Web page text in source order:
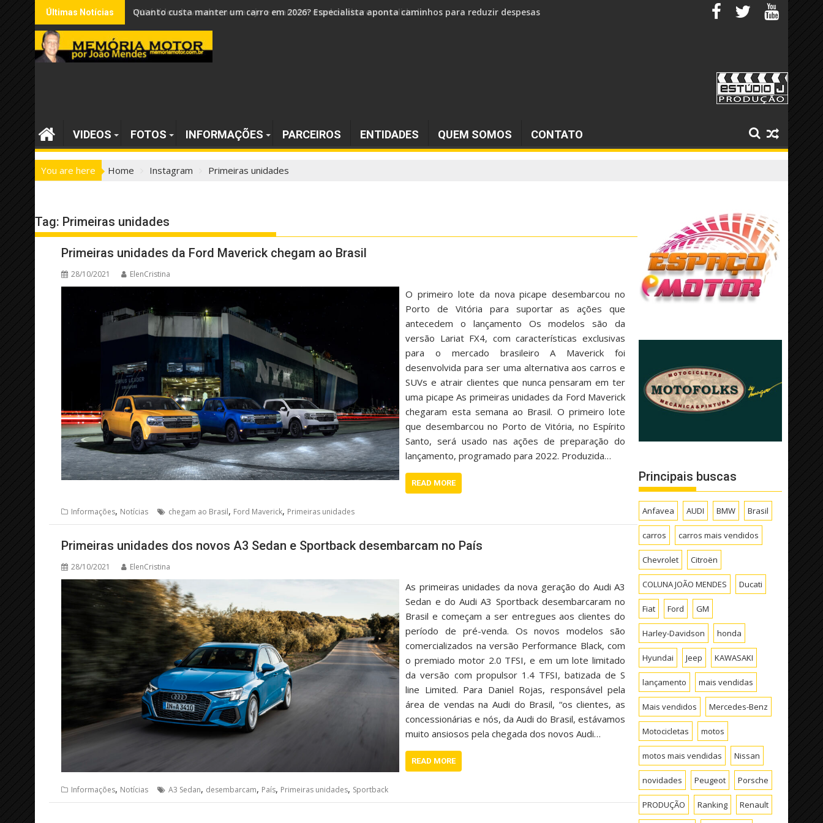
Skip
to
content
Últimas Notícias VW é líder de vendas no varejo e mantém market share consolidado
VIDEOS FOTOS INFORMAÇÕES PARCEIROS ENTIDADES QUEM SOMOS CONTATO
You are here Home Instagram Primeiras unidades
Tag: Primeiras unidades
Primeiras unidades da Ford Maverick chegam ao Brasil
28/10/2021 ElenCristina
O primeiro lote da nova picape desembarcou no
Porto de Vitória para suportar as ações que
antecedem o lançamento Os modelos são da
versão Lariat FX4, com características exclusivas
para o mercado brasileiro A Maverick foi
desenvolvida para ser uma alternativa aos carros e
SUVs e atrair clientes que nunca pensaram em ter
uma picape As primeiras unidades da Ford Maverick
chegaram esta semana ao Brasil. O primeiro lote
que desembarcou no Porto de Vitória, no Espírito
Santo, será usado nas ações de preparação do
lançamento, programado para 2022. Produzida…
READ MORE
Informações, Notícias chegam ao Brasil, Ford Maverick, Primeiras unidades
Primeiras unidades dos novos A3 Sedan e Sportback desembarcam no País
28/10/2021 ElenCristina
As primeiras unidades da nova geração do Audi A3
Sedan e do Audi A3 Sportback desembarcaram no
Brasil e começam a ser entregues aos clientes do
período de pré-venda. Os novos modelos são
comercializados na versão Performance Black, com
o premiado motor 2.0 TFSI, e em um lote limitado
da versão com propulsor 1.4 TFSI, batizada de S
line Limited. Para Daniel Rojas, responsável pela
área de vendas na Audi do Brasil, “os clientes, as
concessionárias e nós, da Audi do Brasil, estávamos
muito ansiosos pela chegada dos novos Audi…
READ MORE
Informações, Notícias A3 Sedan, desembarcam, País, Primeiras unidades, Sportback
Principais buscas
Anfavea AUDI BMW Brasil
carros carros mais vendidos
Chevrolet Citroën
COLUNA JOÃO MENDES Ducati
Fiat Ford GM
Harley-Davidson honda
Hyundai Jeep KAWASAKI
lançamento mais vendidas
Mais vendidos Mercedes-Benz
Motocicletas motos
motos mais vendidas Nissan
novidades Peugeot Porsche
PRODUÇÃO Ranking Renault